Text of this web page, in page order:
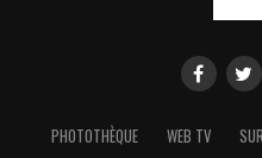
PHOTOTHÈQUE WEB TV